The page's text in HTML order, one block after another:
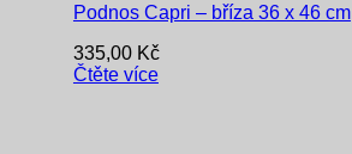
Podnos Capri – bříza 36 x 46 cm
335,00 Kč
Čtěte více